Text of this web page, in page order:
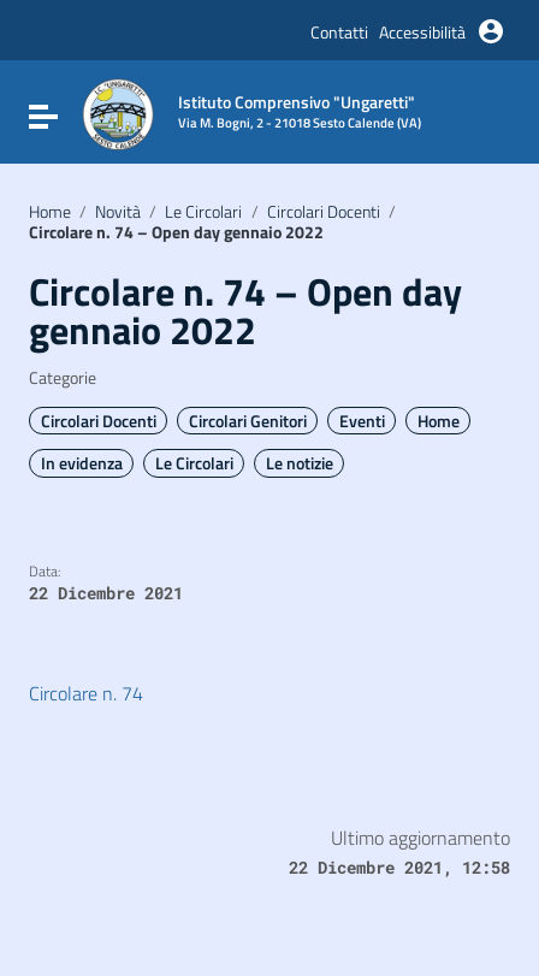
Vai al footer
Contatti Accessibilità
Attiva / disattiva la navigazione
Istituto Comprensivo "Ungaretti"
Via M. Bogni, 2 - 21018 Sesto Calende (VA)
Home / Novità / Le Circolari / Circolari Docenti /
Circolare n. 74 – Open day gennaio 2022
Circolare n. 74 – Open day
gennaio 2022
Categorie
Circolari Docenti
Circolari Genitori Eventi
Home
In evidenza
Le Circolari Le notizie
Data:
22 Dicembre 2021
Circolare n. 74
Ultimo aggiornamento
22 Dicembre 2021, 12:58